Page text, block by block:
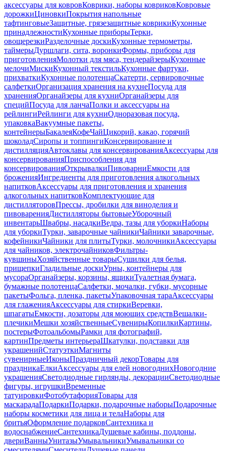
аксессуары для ковровКоврики, наборы ковриковКовровые
дорожкиЦиновкиПокрытия напольные
тафтинговыеЗащитные, грязезащитные коврикиКухонные
принадлежностиКухонные приборыТерки,
овощерезкиРазделочные доскиКухонные термометры,
таймерыДуршлаги, сита, воронкиФормы, приборы для
приготовленияМолотки для мяса, тендерайзерыКухонные
мелочиМискиКухонный текстильКухонные фартуки,
прихваткиКухонные полотенцаСкатерти, сервировочные
салфеткиОрганизация хранения на кухнеПосуда для
храненияОрганайзеры для кухниОрганайзеры для
специйПосуда для ланчаПолки и аксессуары на
рейлингиРейлинги для кухниОдноразовая посуда,
упаковкаВакуумные пакеты,
контейнерыБакалеяКофеЧайЦикорий, какао, горячий
шоколадСиропы и топпингиКонсервирование и
дистилляцияАвтоклавы для консервированияАксессуары для
консервированияПриспособления для
консервированияОткрывалкиПивоварниЕмкости для
броженияИнгредиенты для приготовления алкогольных
напитковАксессуары для приготовления и хранения
алкогольных напитковКомплектующие для
дистилляторовПрессы, дробилки для виноделия и
пивоваренияДистилляторы бытовыеУборочный
инвентарьШвабры, насадкиВедра, тазы для уборкиНаборы
для уборкиТурки, заварочные чайникиЧайники заварочные,
кофейникиЧайники для плитыТурки, молочникиАксессуары
для чайников, электрочайниковФильтры-
кувшиныХозяйственные товарыСушилки для белья,
прищепкиГладильные доскиУрны, контейнеры для
мусораОрганайзеры, корзины, ящикиТуалетная бумага,
бумажные полотенцаСалфетки, мочалки, губки, мусорные
пакетыФольга, пленка, пакетыУпаковочная тараАксессуары
для глаженияАксессуары для стиркиВеревки,
шпагатыЕмкости, дозаторы для моющих средствВешалки-
плечикиМешки хозяйственныеСувенирыКопилкиКартины,
постерыФотоальбомыРамки для фотографий,
картинПредметы интерьераШкатулки, подставки для
украшенийСтатуэткиМагниты
сувенирныеИконыПраздничный декорТовары для
праздникаЕлкиАксессуары для елей новогоднихНовогодние
украшенияСветодиодные гирлянды, декорацииСветодиодные
фигуры, игрушкиВременные
татуировкиФотобутафорияТовары для
маскарадаПодаркиПодарки, подарочные наборыПодарочные
наборы косметики для лица и телаНаборы для
бритьяОформление подарковСантехника и
водоснабжениеСантехникаДушевые кабины, поддоны,
двериВанныУнитазыУмывальникиУмывальники со